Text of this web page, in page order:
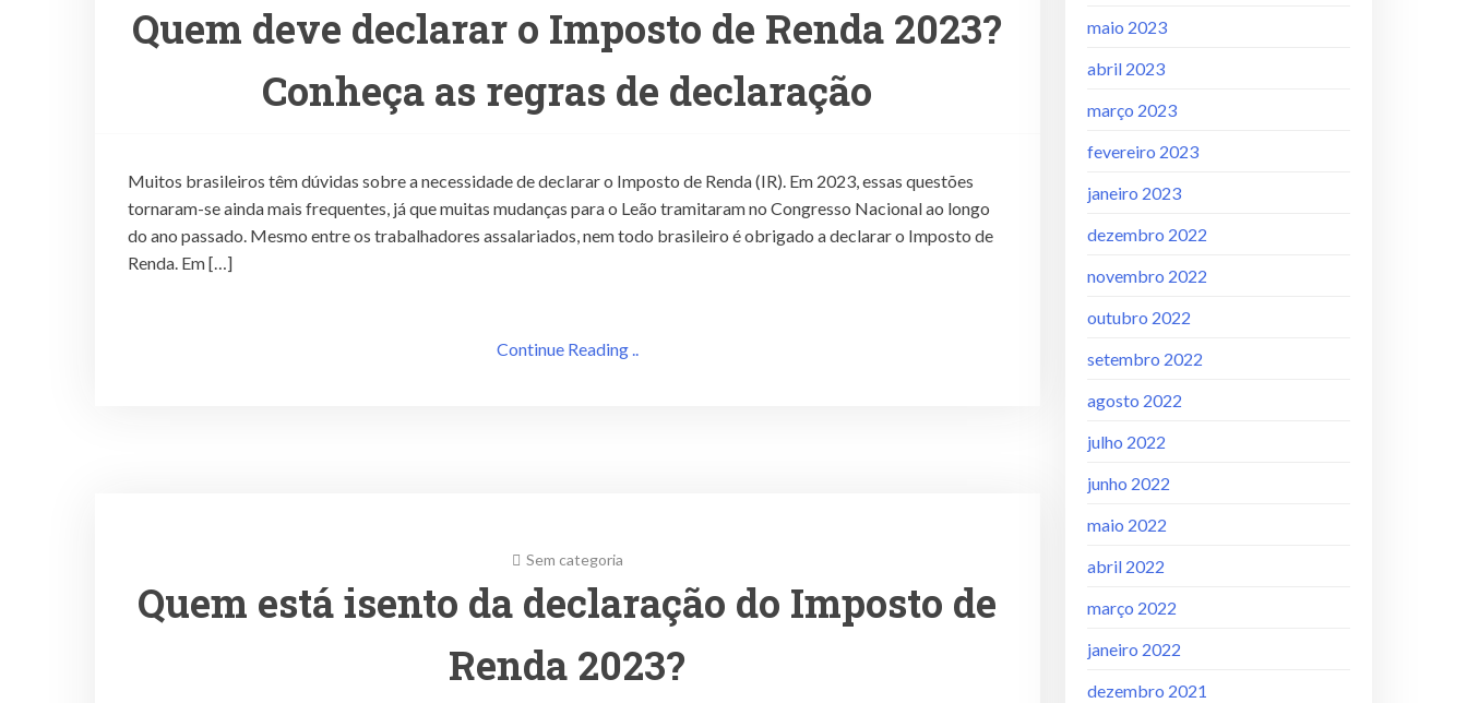
Quem deve declarar o Imposto de Renda 2023?
Conheça as regras de declaração
Muitos brasileiros têm dúvidas sobre a necessidade de declarar o Imposto de Renda (IR). Em 2023, essas questões
tornaram-se ainda mais frequentes, já que muitas mudanças para o Leão tramitaram no Congresso Nacional ao longo
do ano passado. Mesmo entre os trabalhadores assalariados, nem todo brasileiro é obrigado a declarar o Imposto de
Renda. Em […]
Continue Reading ..
Sem categoria
Quem está isento da declaração do Imposto de
Renda 2023?
maio 2023
abril 2023
março 2023
fevereiro 2023
janeiro 2023
dezembro 2022
novembro 2022
outubro 2022
setembro 2022
agosto 2022
julho 2022
junho 2022
maio 2022
abril 2022
março 2022
janeiro 2022
dezembro 2021